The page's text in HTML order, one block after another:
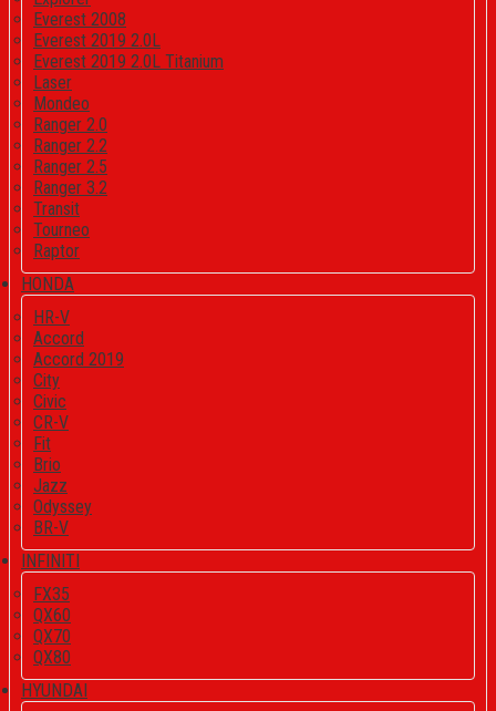
Everest 2008
Everest 2019 2.0L
Everest 2019 2.0L Titanium
Laser
Mondeo
Ranger 2.0
Ranger 2.2
Ranger 2.5
Ranger 3.2
Transit
Tourneo
Raptor
HONDA
HR-V
Accord
Accord 2019
City
Civic
CR-V
Fit
Brio
Jazz
Odyssey
BR-V
INFINITI
FX35
QX60
QX70
QX80
HYUNDAI